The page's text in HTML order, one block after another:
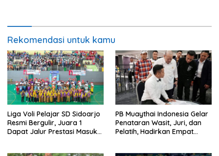
Rekomendasi untuk kamu
Liga Voli Pelajar SD Sidoarjo
Resmi Bergulir, Juara 1
Dapat Jalur Prestasi Masuk
PB Muaythai Indonesia Gelar
Penataran Wasit, Juri, dan
Pelatih, Hadirkan Empat